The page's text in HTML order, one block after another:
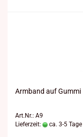
Arm­band auf Gummi
Art.Nr.: A9
Lieferzeit:
ca. 3-5 Tage